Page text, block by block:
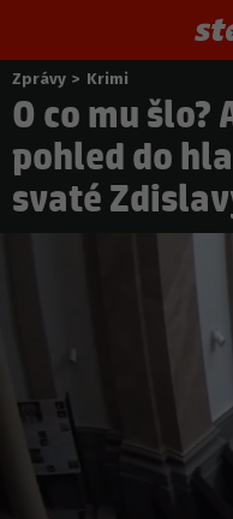
Nacházíte
se
zde:
Zprávy > Krimi
O co mu
pohled do
svaté